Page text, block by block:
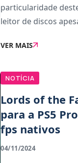
particularidade
leitor de discos
Sony vende à parte
VER MAIS
NOTÍCIA
Lords of the
para a PS5
fps nativos
04/11/2024